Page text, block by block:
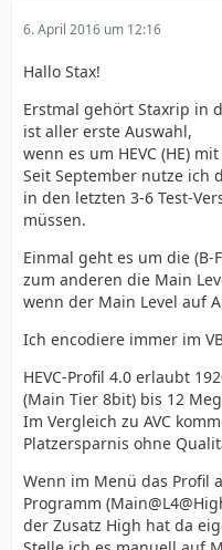
6. April 2016 um 12:16
Hallo Stax!
Erstmal gehört Staxrip in
ist aller erste Auswahl,
wenn es um HEVC (HE)
Seit September nutze ich
in den letzten 3-6 Test-
müssen.
Einmal geht es um die
zum anderen die Main
wenn der Main Level auf
Ich encodiere immer im
HEVC-Profil 4.0 erlaubt
(Main Tier 8bit) bis 12
Im Vergleich zu AVC
Platzersparnis ohne
Wenn im Menü das Profil
Programm
der Zusatz High hat da